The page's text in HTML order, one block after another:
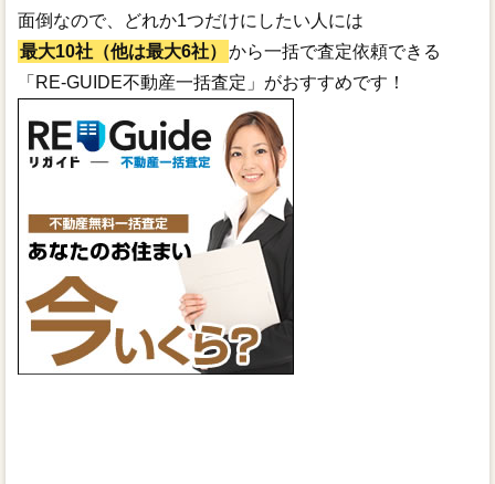
面倒なので、どれか1つだけにしたい人には
最大10社（他は最大6社）
から一括で査定依頼できる
「RE-GUIDE不動産一括査定」がおすすめです！